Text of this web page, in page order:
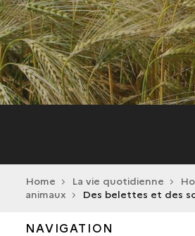
Home La vie quotidienne
animaux
Des belettes et des
NAVIGATION